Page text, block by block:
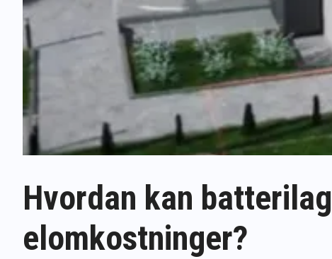
Hvordan kan
elomkostninger?